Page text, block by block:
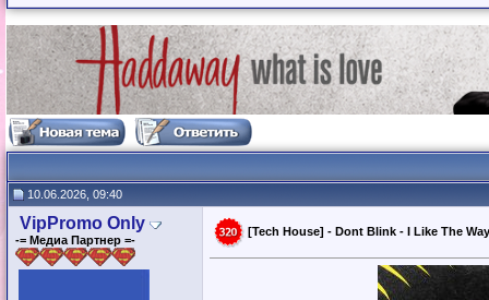
10.06.2026, 09:40
VipPromo Only
-= Медиа Партнер =-
[Tech House] - Dont Blink - I Like The